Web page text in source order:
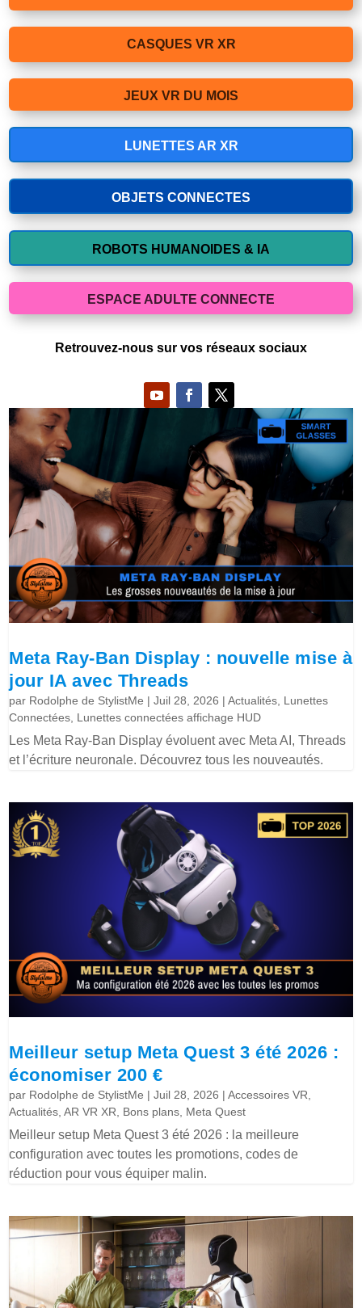
CASQUES VR XR
JEUX VR DU MOIS
LUNETTES AR XR
OBJETS CONNECTES
ROBOTS HUMANOIDES & IA
ESPACE ADULTE CONNECTE
Retrouvez-nous sur vos réseaux sociaux
Meta Ray-Ban Display : nouvelle mise à
jour IA avec Threads
par Rodolphe de StylistMe |Juil 28, 2026 |Actualités Lunettes
Connectées Lunettes connectées affichage HUD
Les Meta Ray-Ban Display évoluent avec Meta AI, Threads
et l’écriture neuronale. Découvrez tous les nouveautés.
Meilleur setup Meta Quest 3 été 2026 :
économiser 200 €
par Rodolphe de StylistMe |Juil 28, 2026 |Accessoires VR
Actualités ,AR VR XR Bons plans Meta Quest
Meilleur setup Meta Quest 3 été 2026 : la meilleure
configuration avec toutes les promotions, codes de
réduction pour vous équiper malin.